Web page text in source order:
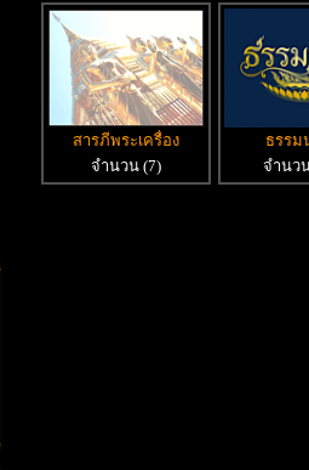
สารภีพระเครื่อง
จำนวน (7)
ธรรม
จำนว